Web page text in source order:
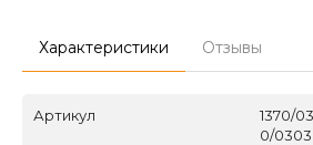
Характеристики Отзывы
Артикул
1370/
0/0303